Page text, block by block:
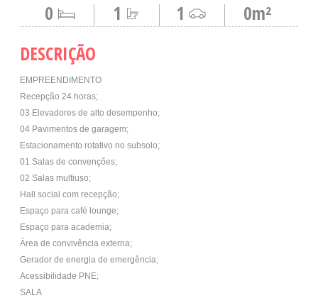
0m²
1
1
0
DESCRIÇÃO
EMPREENDIMENTO
Recepção 24 horas;
03 Elevadores de alto desempenho;
04 Pavimentos de garagem;
Estacionamento rotativo no subsolo;
01 Salas de convenções;
02 Salas multiuso;
Hall social com recepção;
Espaço para café lounge;
Espaço para academia;
Área de convivência externa;
Gerador de energia de emergência;
Acessibilidade PNE;
SALA